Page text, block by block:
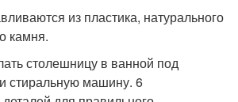
из пластика, натурального
камня.